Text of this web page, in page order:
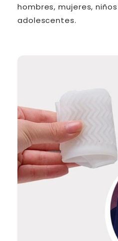
hombres, mujeres,
adolescentes.